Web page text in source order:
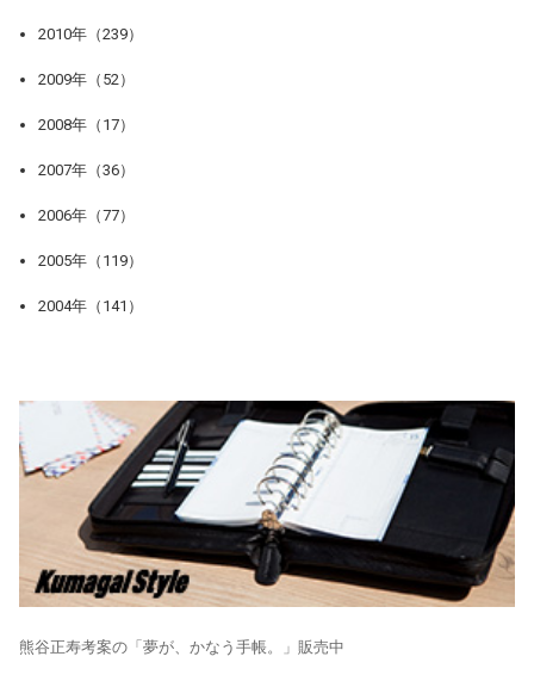
2010年（239）
2009年（52）
2008年（17）
2007年（36）
2006年（77）
2005年（119）
2004年（141）
熊谷正寿考案の「夢が、かなう手帳。」販売中